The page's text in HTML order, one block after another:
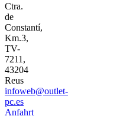
Ctra.
de
Constantí,
Km.3,
TV-
7211,
43204
Reus
infoweb@outlet-
pc.es
Anfahrt